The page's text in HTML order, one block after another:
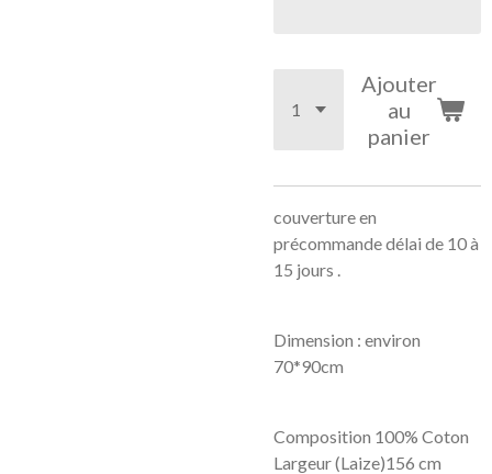
Ajouter
au
panier
couverture en
précommande délai de 10 à
15 jours .
Dimension : environ
70*90cm
Composition 100% Coton
Largeur (Laize)156 cm